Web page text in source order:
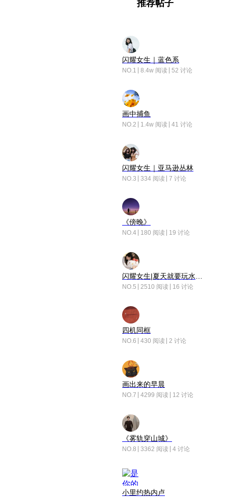
推荐帖子
闪耀女生｜蓝色系
NO.1 8.4w 阅读 52 讨论
画中捕鱼
NO.2 1.4w 阅读 41 讨论
闪耀女生｜亚马逊丛林
NO.3 334 阅读 7 讨论
《傍晚》
NO.4 180 阅读 19 讨论
NO.5 2510 阅读 16 讨论
四机同框
NO.6 430 阅读 2 讨论
画出来的早晨
NO.7 4299 阅读 12 讨论
《雾轨穿山城》
NO.8 3362 阅读 4 讨论
小里约热内卢